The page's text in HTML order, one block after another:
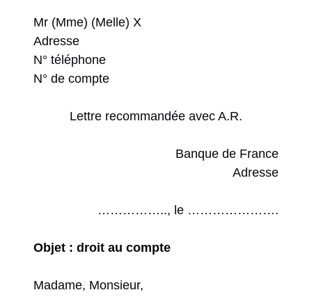
Mr (Mme) (Melle) X
Adresse
N° téléphone
N° de compte
Lettre recommandée avec A.R.
Banque de France
Adresse
…………….., le ………………….
Objet : droit au compte
Madame, Monsieur,